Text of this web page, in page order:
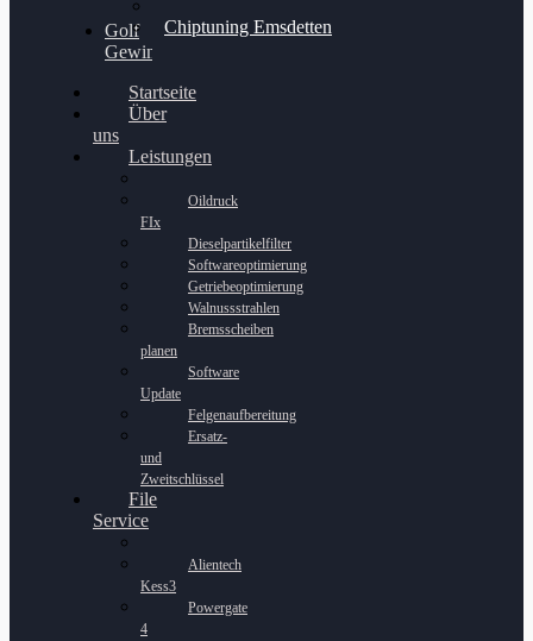
Chiptuning Emsdetten
Golf
Gewinnspiel
Startseite
Über
uns
Leistungen
Oildruck
FIx
Dieselpartikelfilter
Softwareoptimierung
Getriebeoptimierung
Walnussstrahlen
Bremsscheiben
planen
Software
Update
Felgenaufbereitung
Ersatz-
und
Zweitschlüssel
File
Service
Alientech
Kess3
Powergate
4